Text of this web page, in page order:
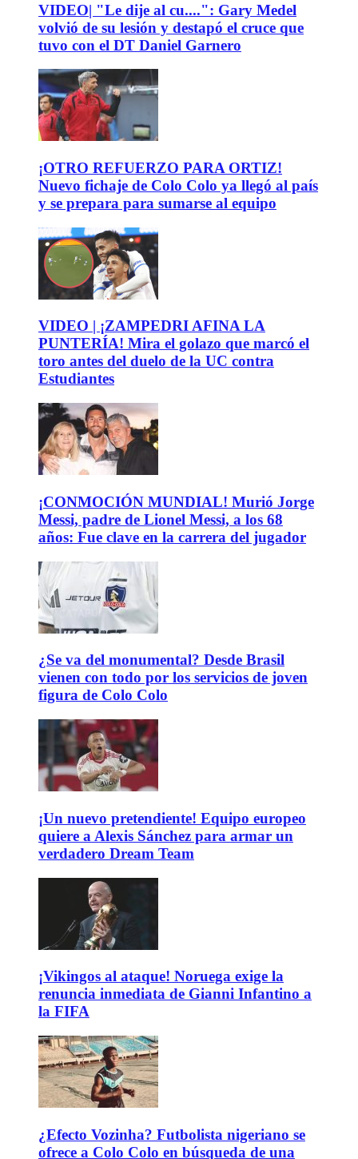
VIDEO| "Le dije al cu....": Gary Medel
volvió de su lesión y destapó el cruce que
tuvo con el DT Daniel Garnero
¡OTRO REFUERZO PARA ORTIZ!
Nuevo fichaje de Colo Colo ya llegó al país
y se prepara para sumarse al equipo
VIDEO | ¡ZAMPEDRI AFINA LA
PUNTERÍA! Mira el golazo que marcó el
toro antes del duelo de la UC contra
Estudiantes
¡CONMOCIÓN MUNDIAL! Murió Jorge
Messi, padre de Lionel Messi, a los 68
años: Fue clave en la carrera del jugador
¿Se va del monumental? Desde Brasil
vienen con todo por los servicios de joven
figura de Colo Colo
¡Un nuevo pretendiente! Equipo europeo
quiere a Alexis Sánchez para armar un
verdadero Dream Team
¡Vikingos al ataque! Noruega exige la
renuncia inmediata de Gianni Infantino a
la FIFA
¿Efecto Vozinha? Futbolista nigeriano se
ofrece a Colo Colo en búsqueda de una